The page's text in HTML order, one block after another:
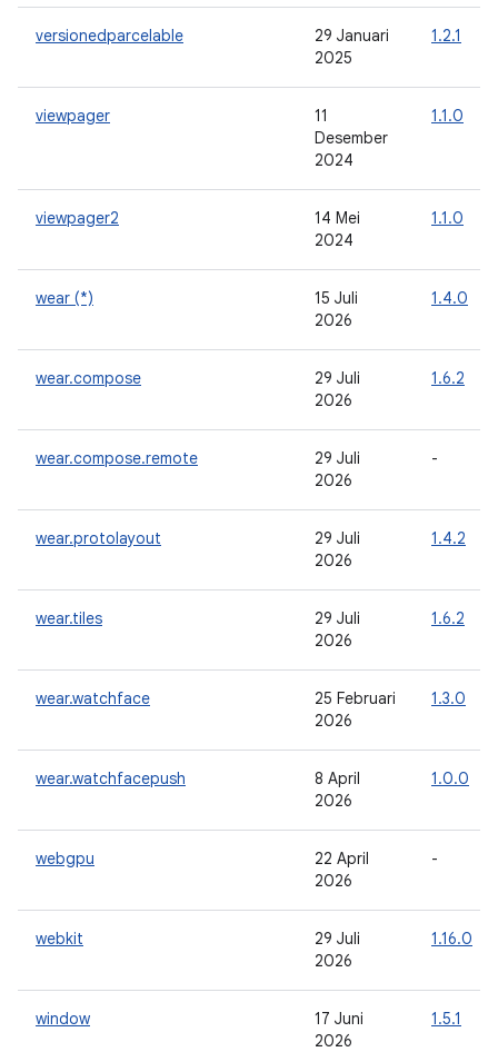
versionedparcelable
29 Januari
2025
1.2.1
viewpager
11
Desember
2024
1.1.0
viewpager2
14 Mei
2024
1.1.0
wear (*)
15 Juli
2026
1.4.0
wear.compose
29 Juli
2026
1.6.2
wear.compose.remote
29 Juli
2026
-
wear.protolayout
29 Juli
2026
1.4.2
wear.tiles
29 Juli
2026
1.6.2
wear.watchface
25 Februari
2026
1.3.0
wear.watchfacepush
8 April
2026
1.0.0
webgpu
22 April
2026
-
webkit
29 Juli
2026
1.16.0
window
17 Juni
2026
1.5.1